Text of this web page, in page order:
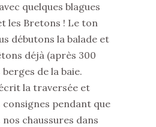
quelques blagues
les Bretons ! Le ton
débutons la balade et
déjà (après 300
de la baie.
la traversée et
consignes pendant que
chaussures dans